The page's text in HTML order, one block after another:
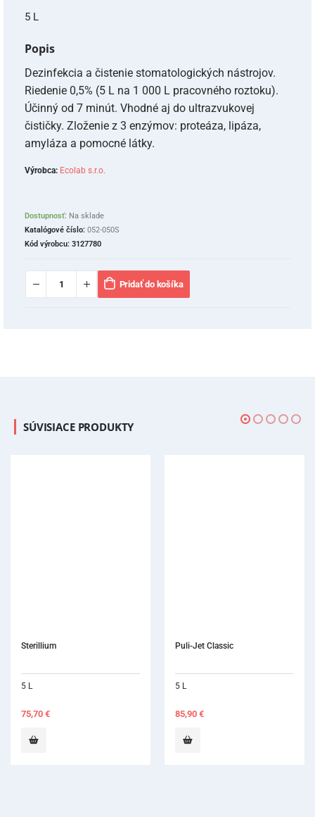
5 L
Popis
Dezinfekcia a čistenie stomatologických nástrojov.
Riedenie 0,5% (5 L na 1 000 L pracovného roztoku).
Účinný od 7 minút. Vhodné aj do ultrazvukovej
čističky. Zloženie z 3 enzýmov: proteáza, lipáza,
amyláza a pomocné látky.
Výrobca: Ecolab s.r.o.
Dostupnosť: Na sklade
Katalógové číslo: 052-050S
Kód výrobcu: 3127780
Pridať do košíka
SÚVISIACE PRODUKTY
Puli-Jet Classic
5 L
85,90 €